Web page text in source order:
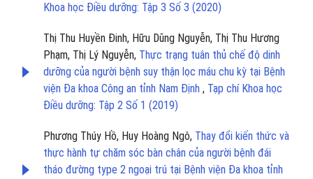
Khoa học Điều dưỡng: Tập 3 Số 3 (2020)
Thị Thu Huyền Đinh, Hữu Dũng Nguyễn, Thị Thu Hương
Phạm, Thị Lý Nguyễn, Thực trạng tuân thủ chế độ dinh
dưỡng của người bệnh suy thận lọc máu chu kỳ tại Bệnh
viện Đa khoa Công an tỉnh Nam Định , Tạp chí Khoa học
Điều dưỡng: Tập 2 Số 1 (2019)
Phương Thúy Hồ, Huy Hoàng Ngô, Thay đổi kiến thức và
thực hành tự chăm sóc bàn chân của người bệnh đái
tháo đường type 2 ngoại trú tại Bệnh viện Đa khoa tỉnh